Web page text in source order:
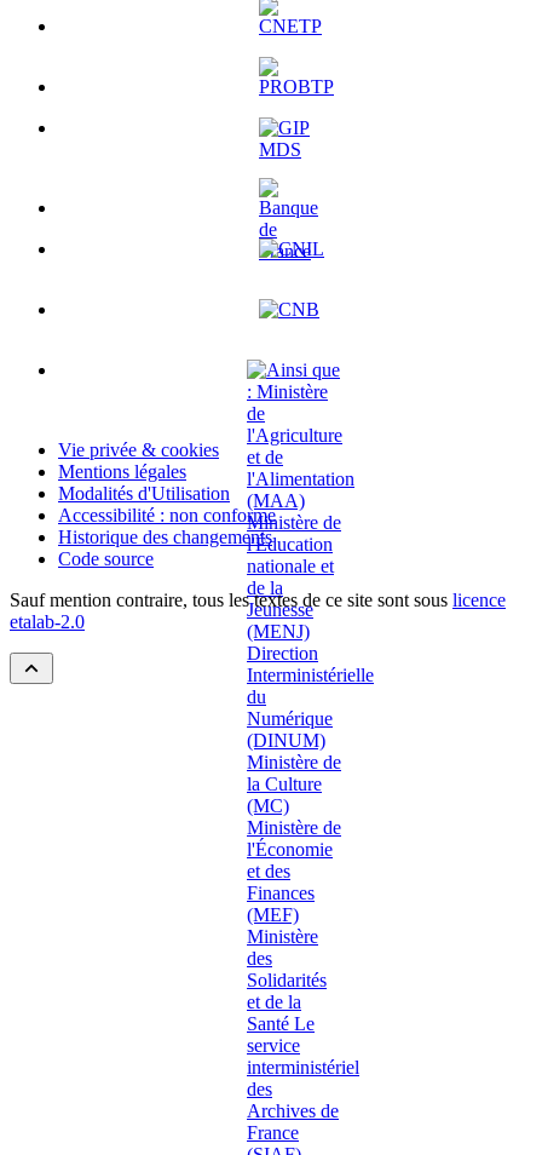
Vie privée & cookies
Mentions légales
Modalités d'Utilisation
Accessibilité : non conforme
Historique des changements
Code source
Sauf mention contraire, tous les textes de ce site sont sous licence
etalab-2.0